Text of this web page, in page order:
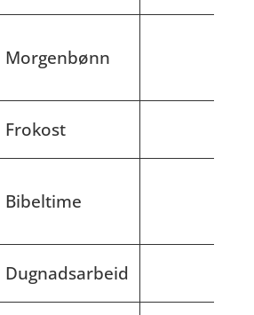
Morgenbønn
Frokost
Bibeltime
Dugnadsarbeid